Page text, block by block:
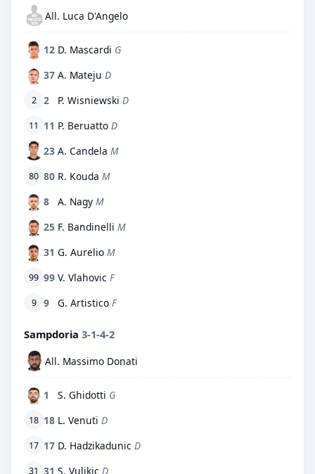
All. Luca D'Angelo
12 D. Mascardi G
37 A. Mateju D
2 2 P. Wisniewski D
11 11 P. Beruatto D
23 A. Candela M
80 80 R. Kouda M
8
A. Nagy M
25 F. Bandinelli M
31 G. Aurelio M
99 99 V. Vlahovic F
9 9 G. Artistico F
Sampdoria 3-1-4-2
All. Massimo Donati
1 S. Ghidotti G
18 18 L. Venuti D
17 17 D. Hadzikadunic D
31 31 S. Vulikic D